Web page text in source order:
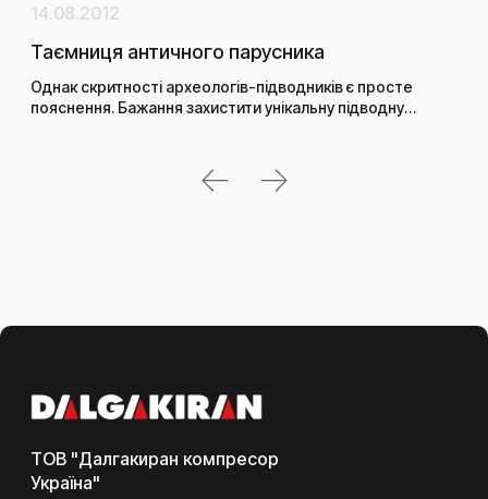
14.08.2012
Таємниця античного парусника
Однак скритності археологів-підводників є просте
пояснення. Бажання захистити унікальну підводну…
ТОВ "Далгакиран компресор
Україна"